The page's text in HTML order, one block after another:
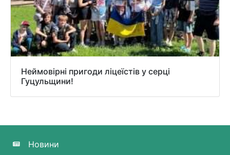
Неймовірні пригоди ліцеїстів у серці
Гуцульщини!
Новини